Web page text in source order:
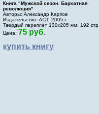
Книга "Мужской сезон. Бархатная
революция"
Авторы: Александр Карпов
Издательство: АСТ, 2005 г.
Твердый переплет 130х205 мм, 192 стр.
Цена: 75 руб.
купить книгу